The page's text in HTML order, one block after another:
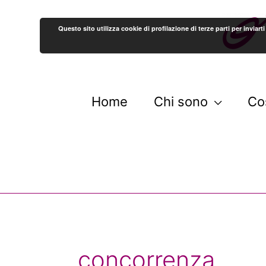
Home Chi sono
concorrenza
Questo sito utilizza cookie di profilazione di terze parti per